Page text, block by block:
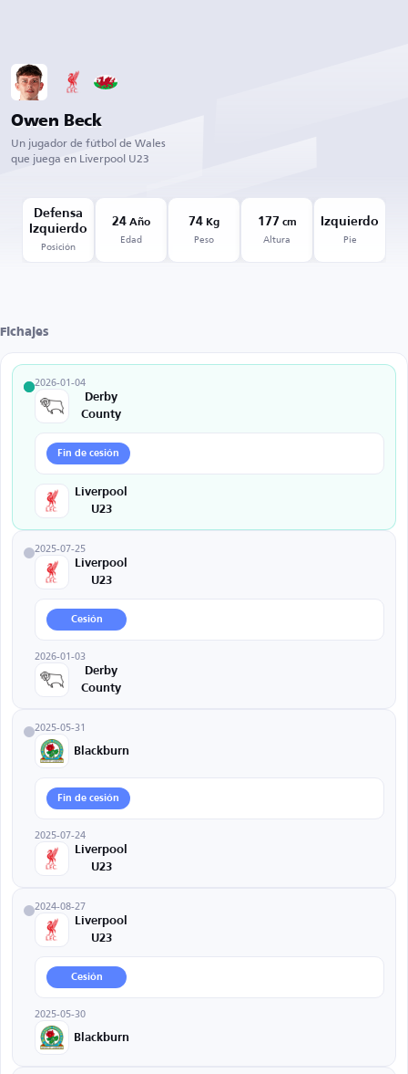
Owen Beck
Un jugador de fútbol de Wales
que juega en Liverpool U23
Defensa
Izquierdo
Posición
24 Año
Edad
74 Kg
Peso
177 cm
Altura
Izquierdo
Pie
Fichajes
2026-01-04
Derby
County
Fin de cesión
Liverpool
U23
2025-07-25
Liverpool
U23
Cesión
2026-01-03
Derby
County
2025-05-31
Blackburn
Fin de cesión
2025-07-24
Liverpool
U23
2024-08-27
Liverpool
U23
Cesión
2025-05-30
Blackburn